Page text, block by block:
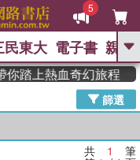
5
GO
吾 高希均教授回憶錄
、 父親節 、 如果歷
、 方念華 、 台灣的李
民東大 電子書 親子
踏上熱血奇幻旅程
篩選
共 1 筆